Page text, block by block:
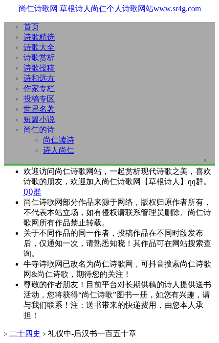
尚仁诗歌网 草根诗人尚仁个人诗歌网站www.sr4g.com
首页
诗歌精选
诗歌大全
诗歌赏析
诗歌投稿
诗和远方
作家专栏
投稿专区
世界名著
短篇小说
尚仁的诗
尚仁读诗
诗人尚仁
欢迎访问尚仁诗歌网站，一起赏析现代诗歌之美，喜欢
诗歌的朋友，欢迎加入尚仁诗歌网【草根诗人】qq群。
QQ群
尚仁诗歌网部分作品来源于网络，版权归原作者所有，
不代表本站立场，如有侵权请联系管理员删除。尚仁诗
歌网所有作品禁止转载。
关于不同作品的同一作者，投稿作品在不同时段发布
后，仅通知一次，请熟悉知晓！其作品可在网站搜索查
询。
牛寺诗歌网已改名为尚仁诗歌网，可抖音搜索尚仁诗歌
网&尚仁诗歌，期待您的关注！
尊敬的作者朋友！目前平台对长期供稿的诗人提供送书
活动，您将获得“尚仁诗歌”图书一册，如您有兴趣，请
与我们联系！注：送书带来的快递费用，由您本人承
担！
> 二十四史 > 礼仪中-后汉书一百五十章